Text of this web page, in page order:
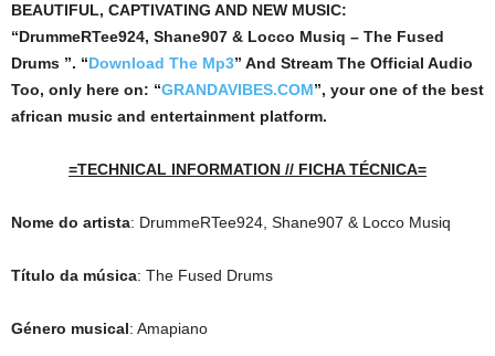
BEAUTIFUL, CAPTIVATING AND NEW MUSIC:
“DrummeRTee924, Shane907 & Locco Musiq – The Fused
Drums ”. “Download The Mp3” And Stream The Official Audio
Too, only here on: “GRANDAVIBES.COM”, your one of the best
african music and entertainment platform.
=TECHNICAL INFORMATION // FICHA TÉCNICA=
Nome do artista: DrummeRTee924, Shane907 & Locco Musiq
Título da música: The Fused Drums
Género musical: Amapiano